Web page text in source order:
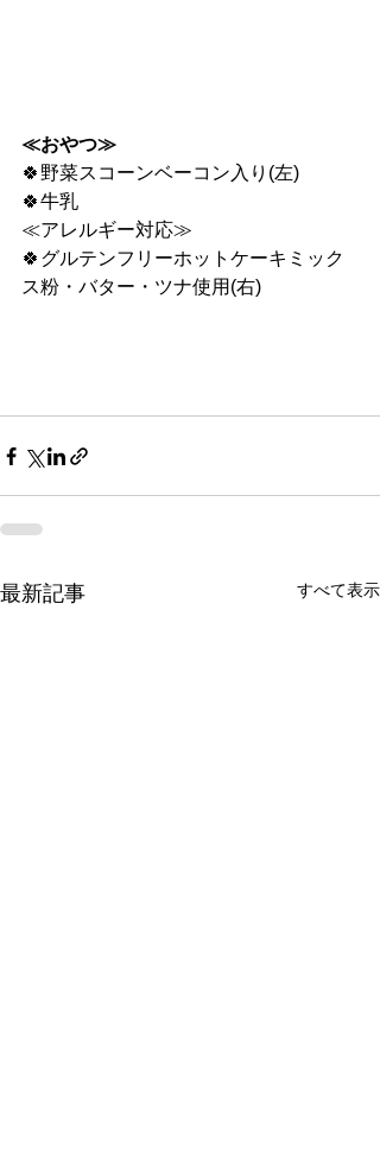
≪おやつ≫
🍀野菜スコーンベーコン入り(左)
🍀牛乳
≪アレルギー対応≫
🍀グルテンフリーホットケーキミック
ス粉・バター・ツナ使用(右)
最新記事 すべて表示